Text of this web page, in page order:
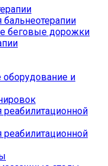
беговые дорожки
и